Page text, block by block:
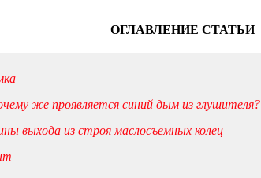
ОГЛАВЛЕНИЕ СТАТЬИ
же проявляется синий дым из глушителя?
выхода из строя маслосъемных колец